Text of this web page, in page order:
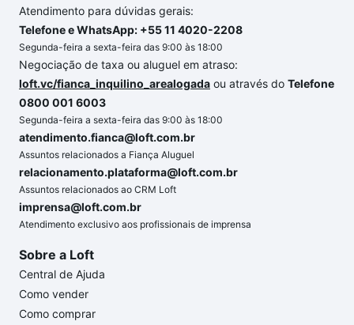
Atendimento para dúvidas gerais:
Telefone e WhatsApp: +55 11 4020-2208
Segunda-feira a sexta-feira das 9:00 às 18:00
Negociação de taxa ou aluguel em atraso:
loft.vc/fianca_inquilino_arealogada ou através do Telefone
0800 001 6003
Segunda-feira a sexta-feira das 9:00 às 18:00
atendimento.fianca@loft.com.br
Assuntos relacionados a Fiança Aluguel
relacionamento.plataforma@loft.com.br
Assuntos relacionados ao CRM Loft
imprensa@loft.com.br
Atendimento exclusivo aos profissionais de imprensa
Sobre a Loft
Central de Ajuda
Como vender
Como comprar